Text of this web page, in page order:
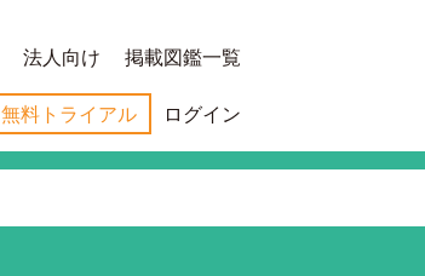
法人向け 掲載図鑑一覧
無料トライアル ログイン